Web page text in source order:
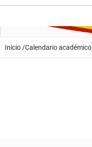
Inicio /Calendario